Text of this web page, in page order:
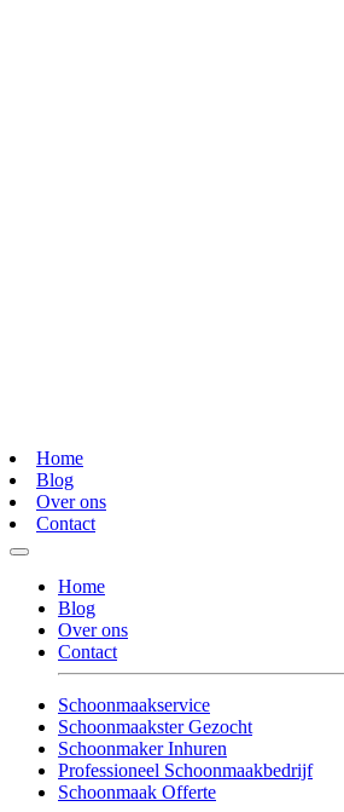
Home
Blog
Over ons
Contact
Home
Blog
Over ons
Contact
Schoonmaakservice
Schoonmaakster Gezocht
Schoonmaker Inhuren
Professioneel Schoonmaakbedrijf
Schoonmaak Offerte